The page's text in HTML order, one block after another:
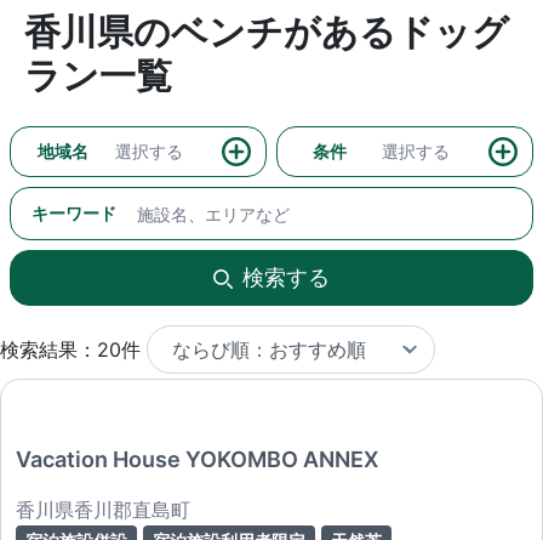
香川県のベンチがあるドッグ
ラン一覧
地域名 選択する 条件 選択する
キーワード
検索する
検索結果：20件
Vacation House YOKOMBO ANNEX
香川県香川郡直島町